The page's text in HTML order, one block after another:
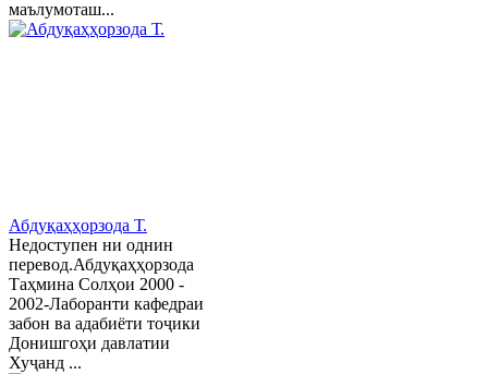
маълумоташ...
Абдуқаҳҳорзода Т.
Недоступен ни однин
перевод.Абдуқаҳҳорзода
Таҳмина Солҳои 2000 -
2002-Лаборанти кафедраи
забон ва адабиёти тоҷики
Донишгоҳи давлатии
Хуҷанд ...